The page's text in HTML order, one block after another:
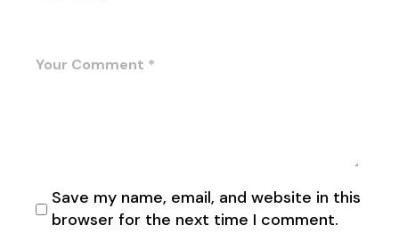
Save my name, email, and website in this
browser for the next time I comment.